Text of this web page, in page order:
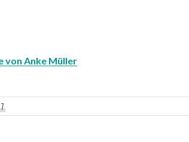
von Anke Müller